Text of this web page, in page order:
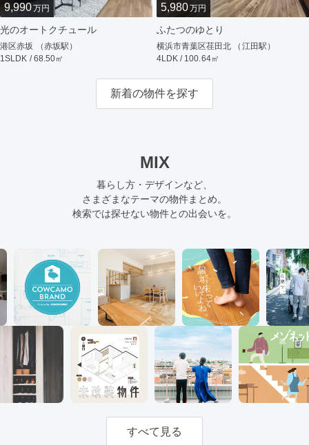
9,990万円
光のオートクチュール
港区赤坂 （赤坂駅）
1SLDK / 68.50㎡
5,980万円
ふたつのゆとり
横浜市青葉区荏田北 （江田駅）
4LDK / 100.64㎡
新着の物件を探す
MIX
暮らし方・デザインなど、
さまざまなテーマの物件まとめ。
検索では探せない物件との出会いを。
すべて見る